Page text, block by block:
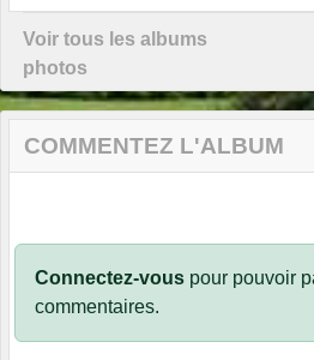
Voir tous les albums
photos
COMMENTEZ L'ALBUM
Connectez-vous pour pouvoir
commentaires.